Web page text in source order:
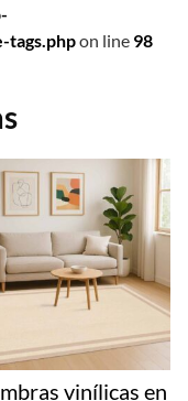
tags.phpon line 98
vinílicas en